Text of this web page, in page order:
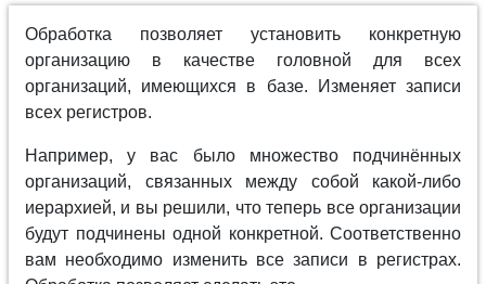
Обработка позволяет установить конкретную
организацию в качестве головной для всех
организаций, имеющихся в базе. Изменяет записи
всех регистров.
Например, у вас было множество подчинённых
организаций, связанных между собой какой-либо
иерархией, и вы решили, что теперь все организации
будут подчинены одной конкретной. Соответственно
вам необходимо изменить все записи в регистрах.